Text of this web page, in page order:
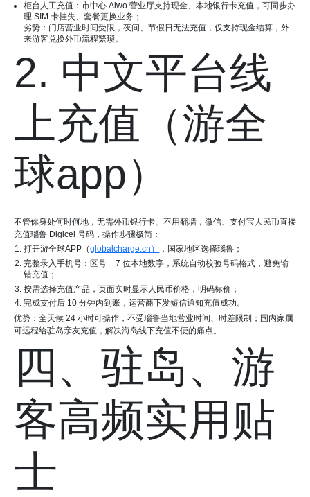
柜台人工充值：市中心 Aiwo 营业厅支持现金、本地银行卡充值，可同步办
理 SIM 卡挂失、套餐更换业务；
劣势：门店营业时间受限，夜间、节假日无法充值，仅支持现金结算，外
来游客兑换外币流程繁琐。
2. 中文平台线
上充值（游全
球app）
不管你身处何时何地，无需外币银行卡、不用翻墙，微信、支付宝人民币直接
充值瑙鲁 Digicel 号码，操作步骤极简：
打开游全球APP（globalcharge.cn）
，国家地区选择瑙鲁；
完整录入手机号：区号 + 7 位本地数字，系统自动校验号码格式，避免输
错充值；
按需选择充值产品，页面实时显示人民币价格，明码标价；
完成支付后 10 分钟内到账，运营商下发短信通知充值成功。
优势：全天候 24 小时可操作，不受瑙鲁当地营业时间、时差限制；国内家属
可远程给驻岛亲友充值，解决海岛线下充值不便的痛点。
四、驻岛、游
客高频实用贴
士